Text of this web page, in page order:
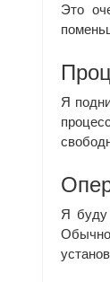
Это
Я
Я буду